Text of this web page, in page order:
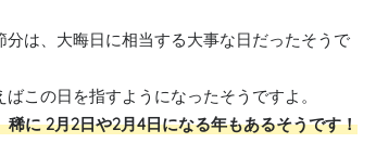
は、大晦日に相当する大事な日だったそうで
この日を指すようになったそうですよ。
に 2月2日や2月4日になる年もあるそうです！